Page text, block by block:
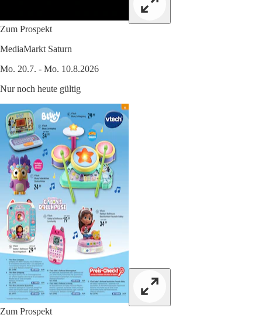
Zum Prospekt
MediaMarkt Saturn
Mo. 20.7. - Mo. 10.8.2026
Nur noch heute gültig
Zum Prospekt